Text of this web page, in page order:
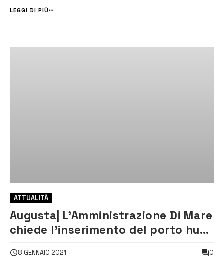
necessarie azioni comuni volte all’inserimento di ulteriori progetti ...
LEGGI DI PIÙ
ATTUALITÀ
Augusta| L’Amministrazione Di Mare
chiede l’inserimento del porto hub
8 GENNAIO 2021 0